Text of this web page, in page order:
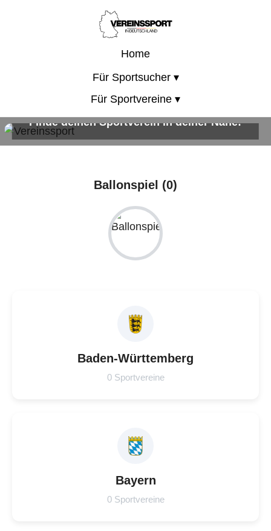
Home
Für Sportsucher ▾
Für Sportvereine ▾
Finde deinen Sportverein in deiner Nähe!
Ballonspiel (0)
Baden-Württemberg
0 Sportvereine
Bayern
0 Sportvereine